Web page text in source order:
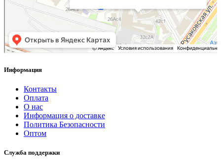
Информация
Контакты
Оплата
О нас
Информация о доставке
Политика Безопасности
Оптом
Служба поддержки